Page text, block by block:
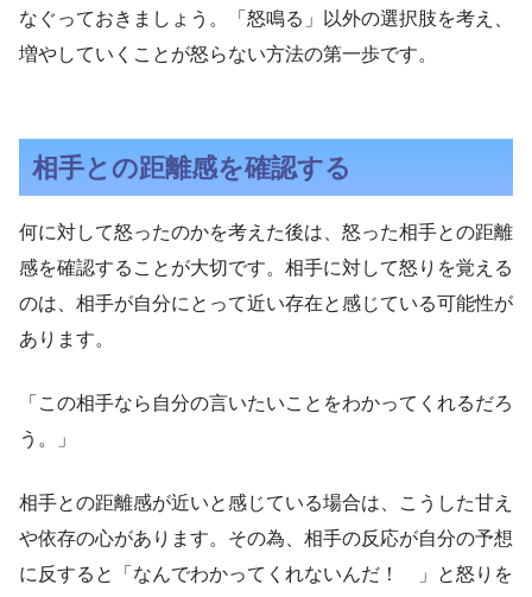
なぐっておきましょう。「怒鳴る」以外の選択肢を考え、
増やしていくことが怒らない方法の第一歩です。
相手との距離感を確認する
何に対して怒ったのかを考えた後は、怒った相手との距離
感を確認することが大切です。相手に対して怒りを覚える
のは、相手が自分にとって近い存在と感じている可能性が
あります。
「この相手なら自分の言いたいことをわかってくれるだろ
う。」
相手との距離感が近いと感じている場合は、こうした甘え
や依存の心があります。その為、相手の反応が自分の予想
に反すると「なんでわかってくれないんだ！ 」と怒りを